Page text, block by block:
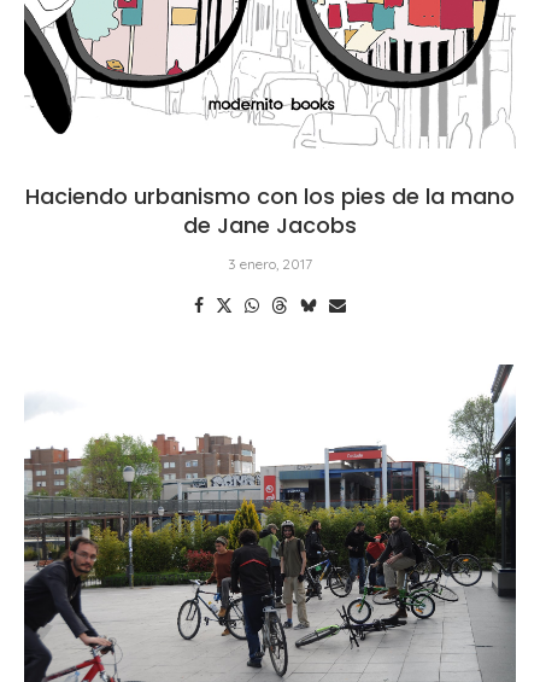
Haciendo urbanismo con los pies de la mano
de Jane Jacobs
3 enero, 2017